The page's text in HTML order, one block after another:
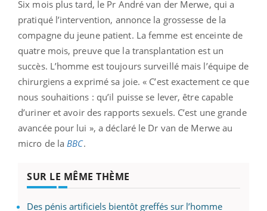
Six mois plus tard, le Pr André van der Merwe, qui a
pratiqué l’intervention, annonce la grossesse de la
compagne du jeune patient. La femme est enceinte de
quatre mois, preuve que la transplantation est un
succès. L’homme est toujours surveillé mais l’équipe de
chirurgiens a exprimé sa joie. « C’est exactement ce que
nous souhaitions : qu’il puisse se lever, être capable
d’uriner et avoir des rapports sexuels. C’est une grande
avancée pour lui », a déclaré le Dr van de Merwe au
micro de laBBC.
SUR LE MÊME THÈME
Des pénis artificiels bientôt greffés sur l’homme